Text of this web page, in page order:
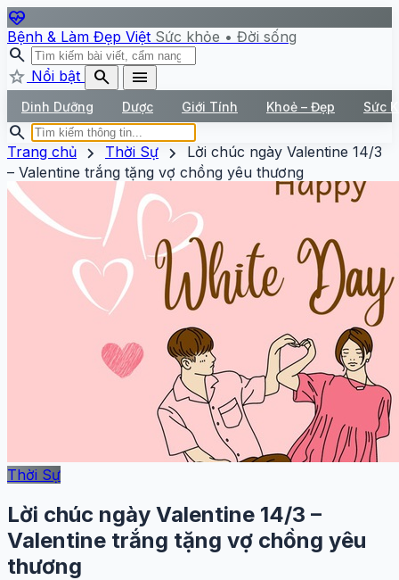
ecg_heart
Bệnh & Làm Đẹp Việt Sức khỏe • Đời sống
search
star Nổi bật search menu
Dinh Dưỡng Dược Giới Tính Khoẻ – Đẹp Sức
search
Trang chủ chevron_right Thời Sự chevron_right
Lời chúc ngày Valentine 14/3
– Valentine trắng tặng vợ chồng yêu thương
Thời Sự
Lời chúc ngày Valentine 14/3 –
Valentine trắng tặng vợ chồng yêu
thương